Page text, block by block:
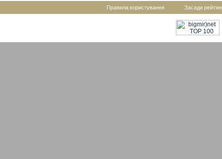
Правила користування Засади